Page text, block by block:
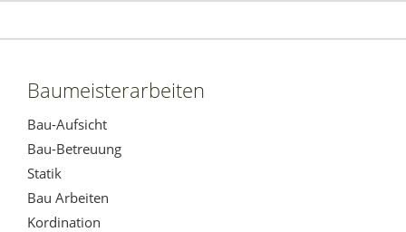
Baumeisterarbeiten
Bau-Aufsicht
Bau-Betreuung
Statik
Bau Arbeiten
Kordination